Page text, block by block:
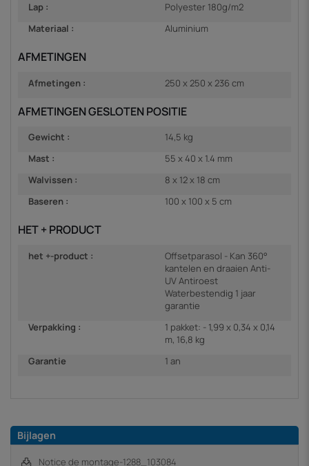
Lap :
Polyester 180g/m2
Materiaal :
Aluminium
AFMETINGEN
Afmetingen : 250 x 250 x 236 cm
AFMETINGEN GESLOTEN POSITIE
Gewicht :
14,5 kg
Mast :
55 x 40 x 1.4 mm
Walvissen :
8 x 12 x 18 cm
Baseren :
100 x 100 x 5 cm
HET + PRODUCT
het +-product :
Offsetparasol - Kan 360°
kantelen en draaien Anti-
UV Antiroest
Waterbestendig 1 jaar
garantie
Verpakking :
1 pakket: - 1,99 x 0,34 x 0,14
m, 16,8 kg
Garantie
1 an
Bijlagen
Notice de montage-1288_103084